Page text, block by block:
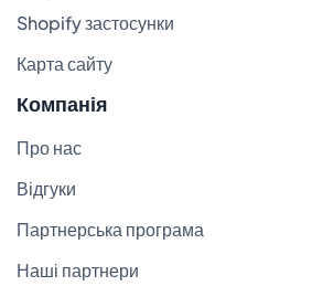
Shopify застосунки
Карта сайту
Компанія
Про нас
Відгуки
Партнерська програма
Наші партнери